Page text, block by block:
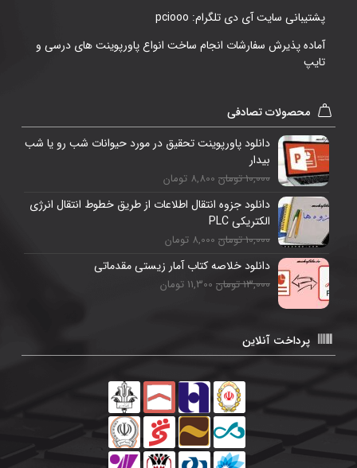
پشتیبانی سایت آی دی تلگرام: pciooo
آماده پذیرش سفارشات انجام ساخت انواع پاورپوینت های درسی و
تایپ
محصولات تصادفی
دانلود پاورپوینت تحقیق در مورد حیوانات شب رو یا شب
بیدار
10,000 تومان 8,800 تومان
دانلود جزوه انتقال اطلاعات از طریق خطوط انتقال انرژی
الکتریکی PLC
10,000 تومان 8,000 تومان
دانلود خلاصه کتاب آمار زیستی مقدماتی
13,000 تومان 11,300 تومان
پرداخت آنلاین